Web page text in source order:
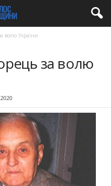
волю України
за волю